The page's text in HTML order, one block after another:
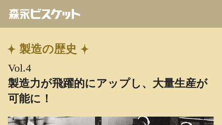
製造の歴史
Vol.4
製造力が飛躍的にアップし、大量生産が
可能に！